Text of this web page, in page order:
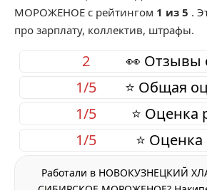
МОРОЖЕНОЕ с рейтингом 1 из 5 .
про зарплату, коллектив, штрафы.
👀 Отзывы
2
⭐ Общая
1/5
⭐ Оценка
1/5
⭐
1/5
Работали в НОВОКУЗНЕЦКИЙ